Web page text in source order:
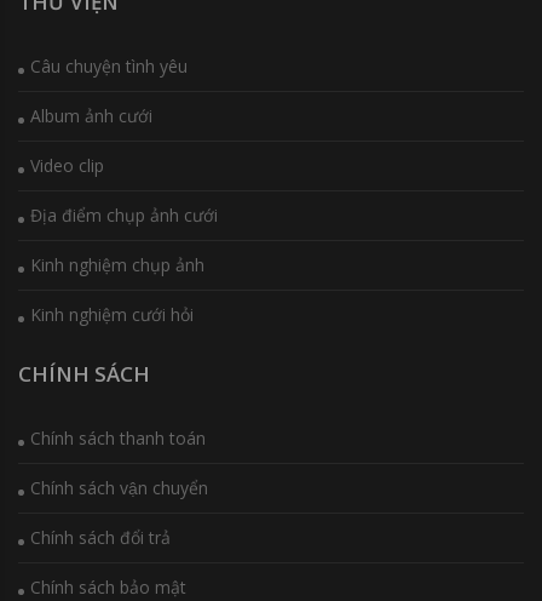
Câu chuyện tình yêu
Album ảnh cưới
Video clip
Địa điểm chụp ảnh cưới
Kinh nghiệm chụp ảnh
Kinh nghiệm cưới hỏi
CHÍNH SÁCH
Chính sách thanh toán
Chính sách vận chuyển
Chính sách đổi trả
Chính sách bảo mật